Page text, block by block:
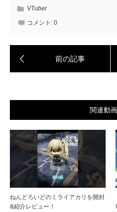
VTuber
コメント: 0
関連動
ねんどろいどのミライアカリを開封
&紹介レビュー！